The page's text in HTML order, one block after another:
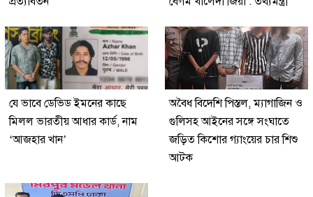
যে ভাবে ডেভিড ইমনের কাছে
মিলল ভারতীয় আধার কার্ড, নাম
‘আজহার খান’
অবৈধ বিদেশি পিস্তল, ম্যাগাজিন ও
গুলিসহ আইনের সঙ্গে সংঘাতে
জড়িত কিশোর গ্যাংয়ের চার শিশু
আটক